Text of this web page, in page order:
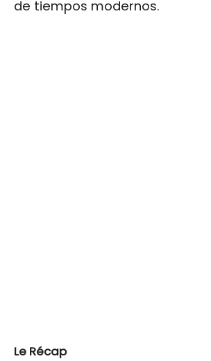
de tiempos modernos.
Le Récap